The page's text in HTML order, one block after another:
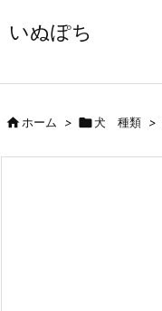
いぬぽち
ホーム > 犬 種類 >